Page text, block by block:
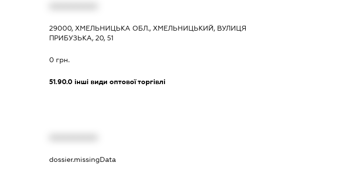
29000, ХМЕЛЬНИЦЬКА ОБЛ., ХМЕЛЬНИЦЬКИЙ, ВУЛИЦЯ
ПРИБУЗЬКА, 20, 51
0 грн.
51.90.0 інші види оптової торгівлі
dossier.missingData